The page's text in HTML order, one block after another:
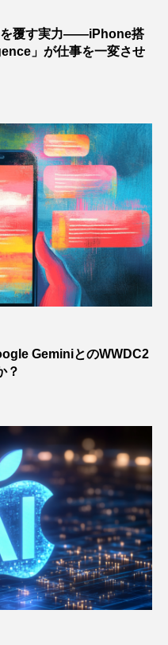
を覆す実力——iPhone搭
」が仕事を一変させ
GeminiとのWWDC2
？